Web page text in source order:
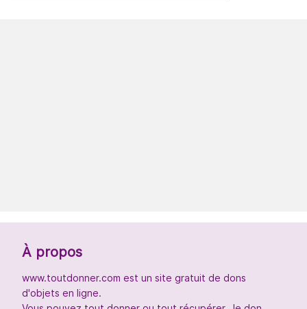
À propos
www.toutdonner.com est un site gratuit de dons
d'objets en ligne.